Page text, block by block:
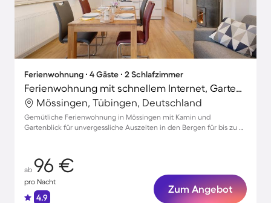
Ferienwohnung ∙ 4 Gäste ∙ 2 Schlafzimmer
Ferienwohnung mit schnellem Internet, Garten und Terrasse | Bergblick
Mössingen, Tübingen, Deutschland
Gemütliche Ferienwohnung in Mössingen mit Kamin und
Gartenblick für unvergessliche Auszeiten in den Bergen für bis zu 4
ab 96 €
pro Nacht
4.9
Zum Angebot